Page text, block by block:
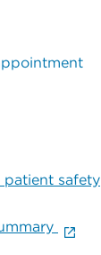
patient safety